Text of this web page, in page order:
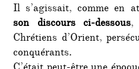
Il s’agissait, comme en
son discours ci-dessous,
Chrétiens d’Orient,
conquérants.